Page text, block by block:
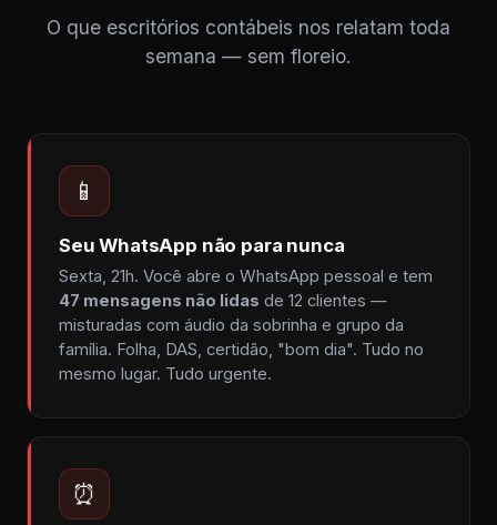
O que escritórios contábeis nos relatam toda
semana — sem floreio.
📱
Seu WhatsApp não para nunca
Sexta, 21h. Você abre o WhatsApp pessoal e tem
47 mensagens não lidas de 12 clientes —
misturadas com áudio da sobrinha e grupo da
família. Folha, DAS, certidão, "bom dia". Tudo no
mesmo lugar. Tudo urgente.
⏰